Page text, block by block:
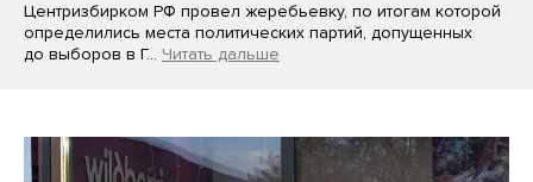
Центризбирком РФ провел жеребьевку, по итогам которой
определились места политических партий, допущенных
до выборов в Г… Читать дальше